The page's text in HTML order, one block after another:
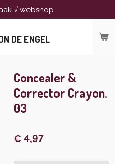
DE ENGEL
√ webshop
Concealer &
Corrector Crayon.
03
€ 4,97